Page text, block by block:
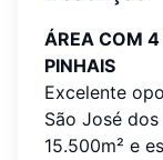
ÁREA COM 4
PINHAIS
Excelente
São José
15.500m² e